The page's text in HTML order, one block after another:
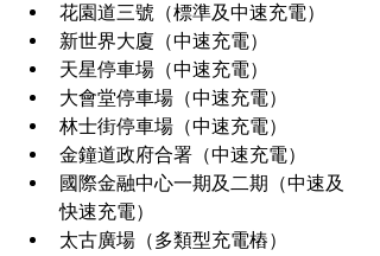
花園道三號（標準及中速充電）
新世界大廈（中速充電）
天星停車場（中速充電）
大會堂停車場（中速充電）
林士街停車場（中速充電）
金鐘道政府合署（中速充電）
國際金融中心一期及二期（中速及
快速充電）
太古廣場（多類型充電樁）